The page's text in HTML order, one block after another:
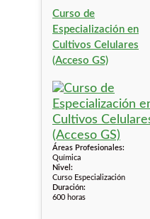
Curso de
Especialización en
Cultivos Celulares
(Acceso GS)
Áreas Profesionales:
Química
Nivel:
Curso Especialización
Duración:
600 horas